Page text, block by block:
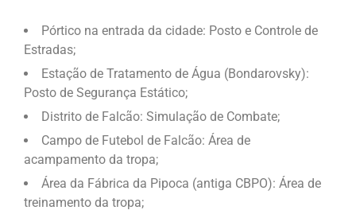
Pórtico na entrada da cidade: Posto e Controle de
Estradas;
Estação de Tratamento de Água (Bondarovsky):
Posto de Segurança Estático;
Distrito de Falcão: Simulação de Combate;
Campo de Futebol de Falcão: Área de
acampamento da tropa;
Área da Fábrica da Pipoca (antiga CBPO): Área de
treinamento da tropa;